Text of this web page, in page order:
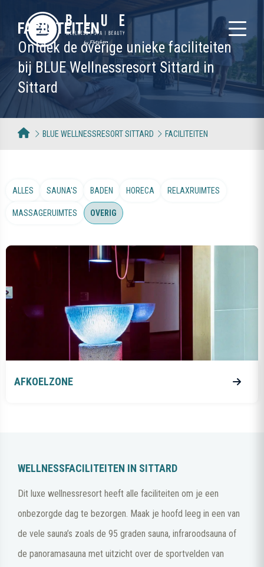
FACILITEITEN
Ontdek de overige unieke faciliteiten
bij BLUE Wellnessresort Sittard in
Sittard
BLUE WELLNESSRESORT SITTARD FACILITEITEN
ALLES SAUNA'S BADEN HORECA RELAXRUIMTES
MASSAGERUIMTES OVERIG
AFKOELZONE
WELLNESSFACILITEITEN IN SITTARD
Dit luxe wellnessresort heeft alle faciliteiten om je een
onbezorgde dag te bezorgen. Maak je hoofd leeg in een van
de vele sauna’s zoals de 95 graden sauna, infraroodsauna of
de panoramasauna met uitzicht over de sportvelden van